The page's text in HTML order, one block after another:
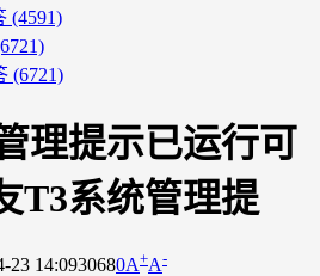
(4591)
(6721)
理提示已运行可
T3系统管理提
23 14:0930680A+A-